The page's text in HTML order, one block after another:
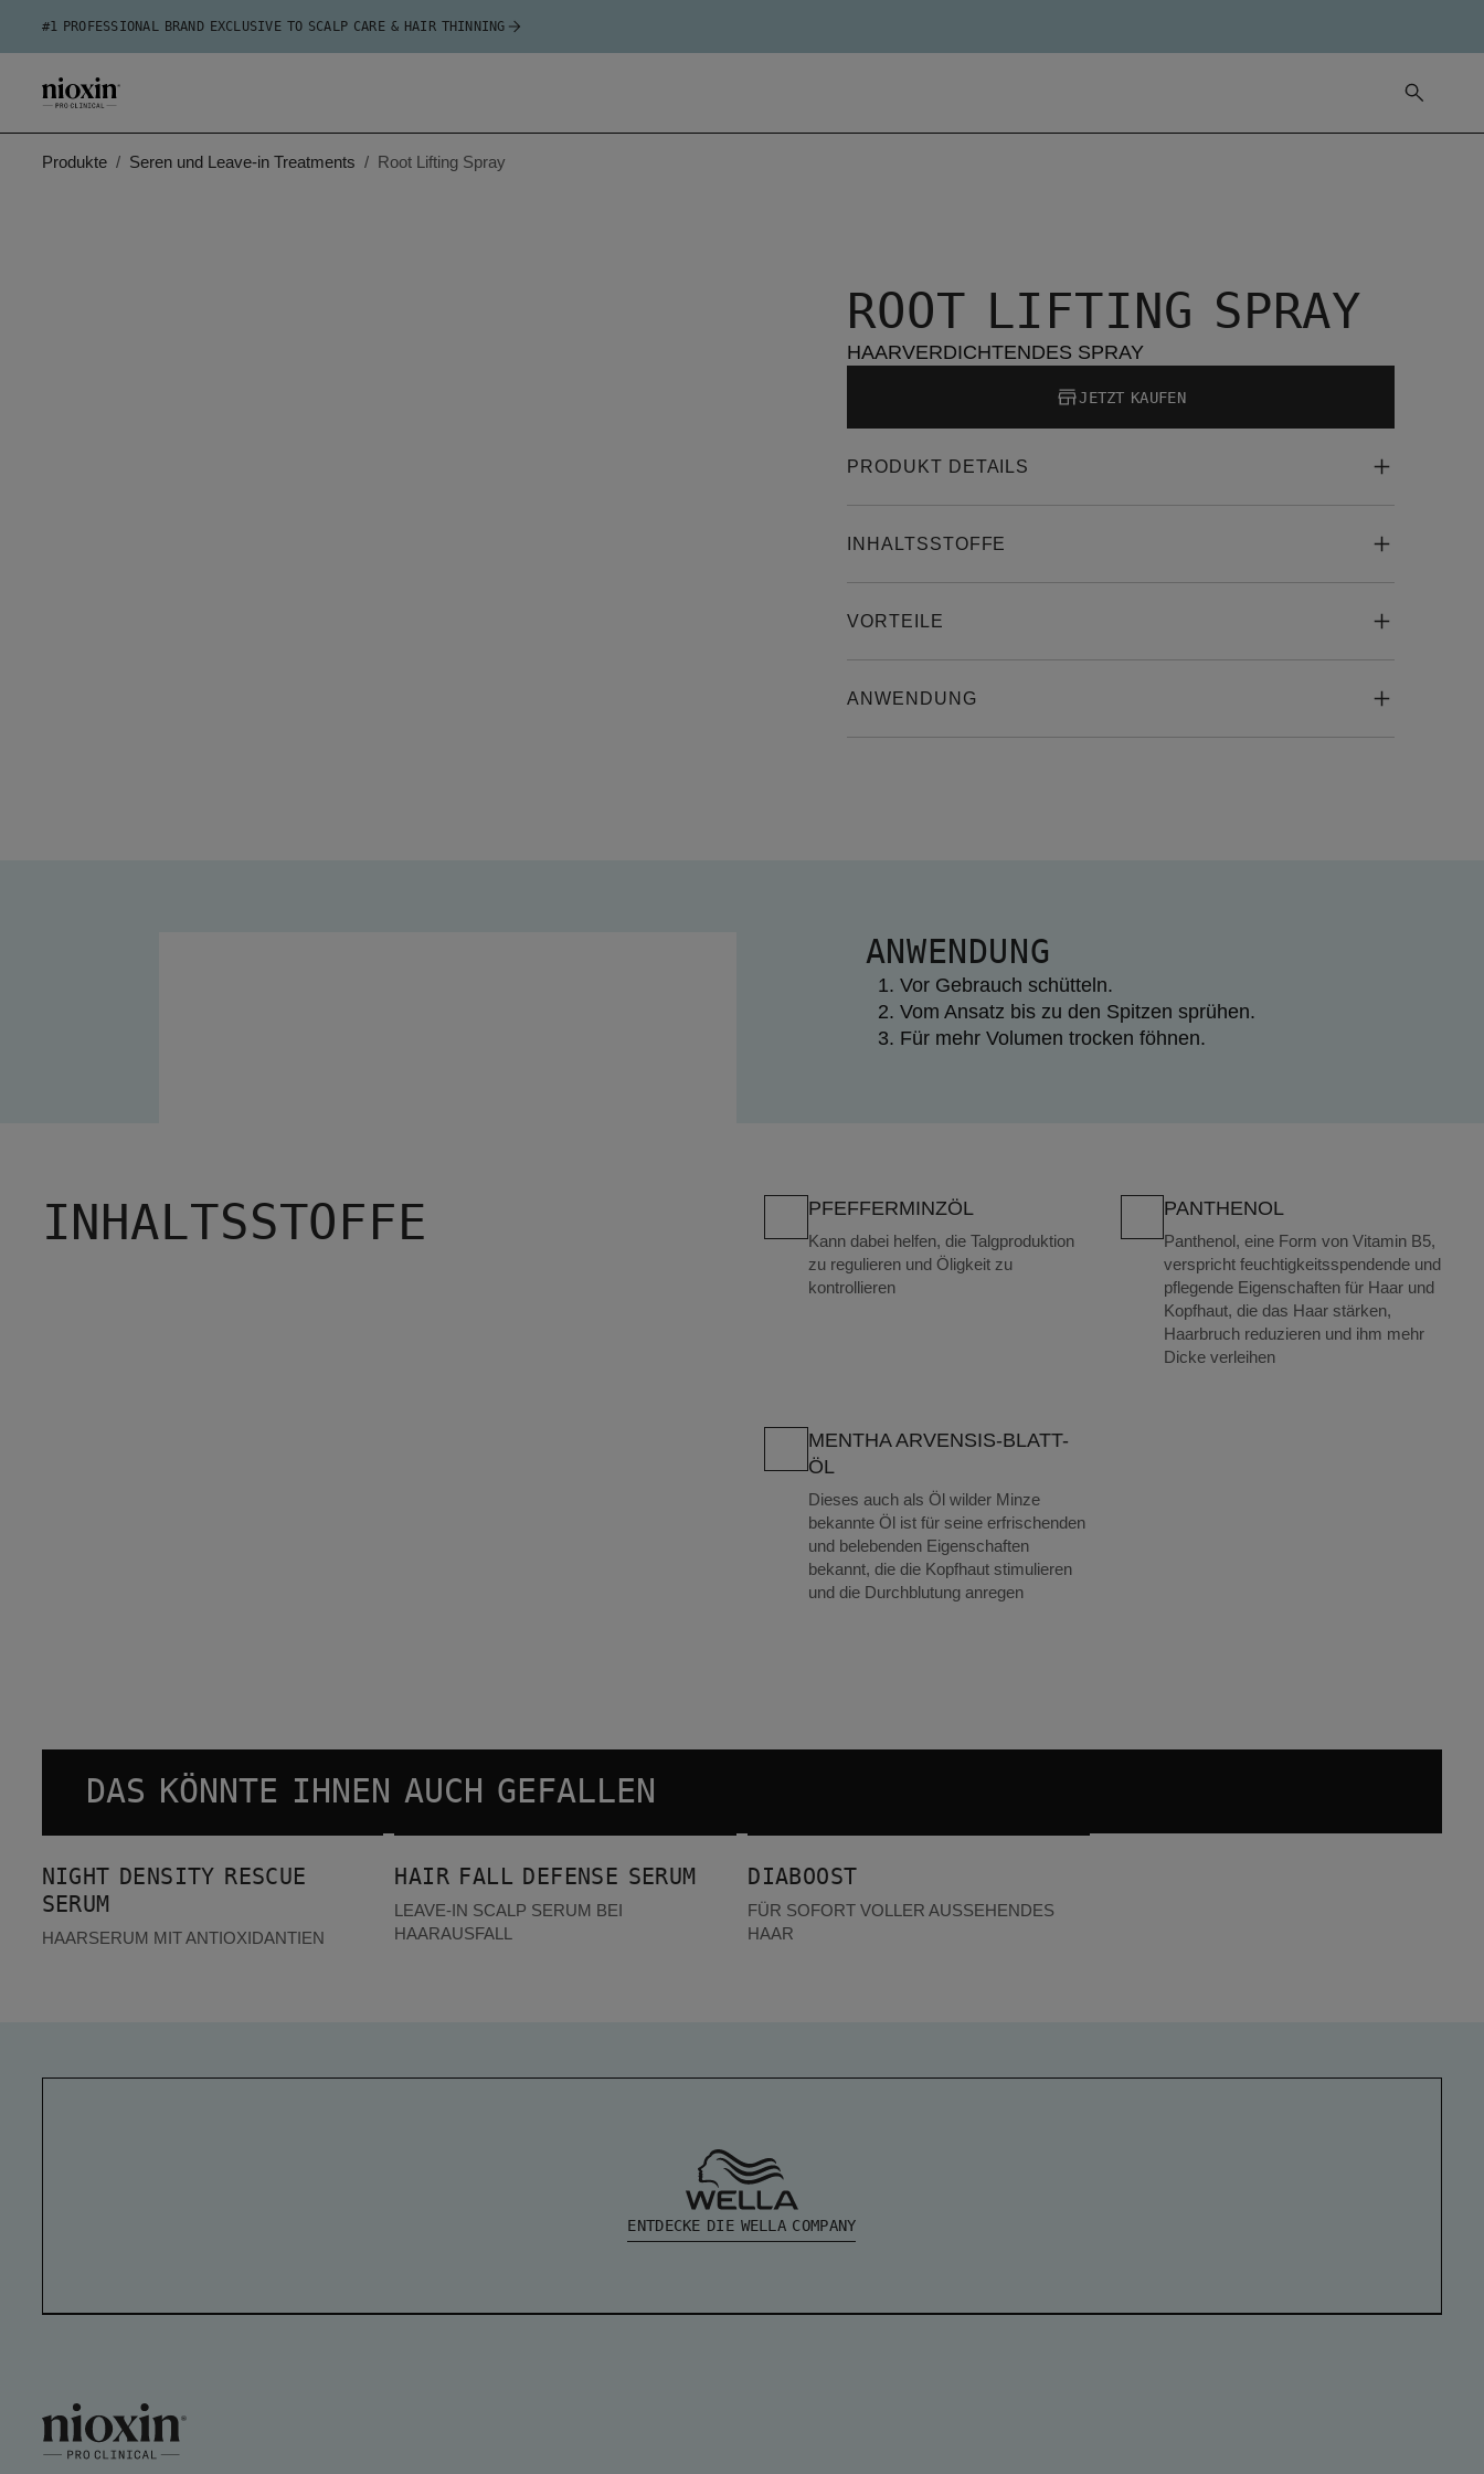
#1 PROFESSIONAL BRAND EXCLUSIVE TO SCALP CARE & HAIR THINNING
Produkte Seren und Leave-in Treatments Root Lifting Spray
ROOT LIFTING SPRAY
HAARVERDICHTENDES SPRAY
JETZT KAUFEN
PRODUKT DETAILS
INHALTSSTOFFE
VORTEILE
ANWENDUNG
ANWENDUNG
Vor Gebrauch schütteln.
Vom Ansatz bis zu den Spitzen sprühen.
Für mehr Volumen trocken föhnen.
INHALTSSTOFFE PFEFFERMINZÖL
Kann dabei helfen, die Talgproduktion
zu regulieren und Öligkeit zu
kontrollieren
PANTHENOL
Panthenol, eine Form von Vitamin B5,
verspricht feuchtigkeitsspendende und
pflegende Eigenschaften für Haar und
Kopfhaut, die das Haar stärken,
Haarbruch reduzieren und ihm mehr
Dicke verleihen
MENTHA ARVENSIS-BLATT-
ÖL
Dieses auch als Öl wilder Minze
bekannte Öl ist für seine erfrischenden
und belebenden Eigenschaften
bekannt, die die Kopfhaut stimulieren
und die Durchblutung anregen
DAS KÖNNTE IHNEN AUCH GEFALLEN
Night density Rescue Serum
BESTSELLER
NIGHT DENSITY RESCUE
SERUM
HAARSERUM MIT ANTIOXIDANTIEN
Hair Fall Defense Serum
BESTSELLER
HAIR FALL DEFENSE SERUM
LEAVE-IN SCALP SERUM BEI
HAARAUSFALL
Diaboost
BESTSELLER
DIABOOST
FÜR SOFORT VOLLER AUSSEHENDES
HAAR
ENTDECKE DIE WELLA COMPANY